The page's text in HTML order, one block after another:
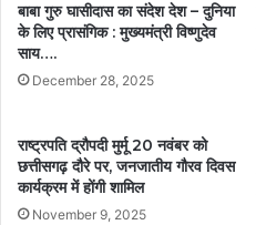
बाबा गुरु घासीदास का संदेश देश – दुनिया
के लिए प्रासंगिक : मुख्यमंत्री विष्णुदेव
साय….
December 28, 2025
राष्ट्रपति द्रौपदी मुर्मू 20 नवंबर को
छत्तीसगढ़ दौरे पर, जनजातीय गौरव दिवस
कार्यक्रम में होंगी शामिल
November 9, 2025